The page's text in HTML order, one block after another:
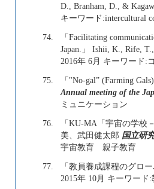
D., Branham, D., &
キーワード:intercultural
74.
「Facilitating
Japan.」 Ishii, K., Rife,
2016年 6月 キーワード:
75.
「"No-gal” (Farming
Annual meeting of the
ミュニケーション
76.
「KU-MA「宇宙の学校
美、武田健太郎 国立研
宇宙教育 親子教育
77.
「教員養成課程のグロ
2015年 10月 キーワー